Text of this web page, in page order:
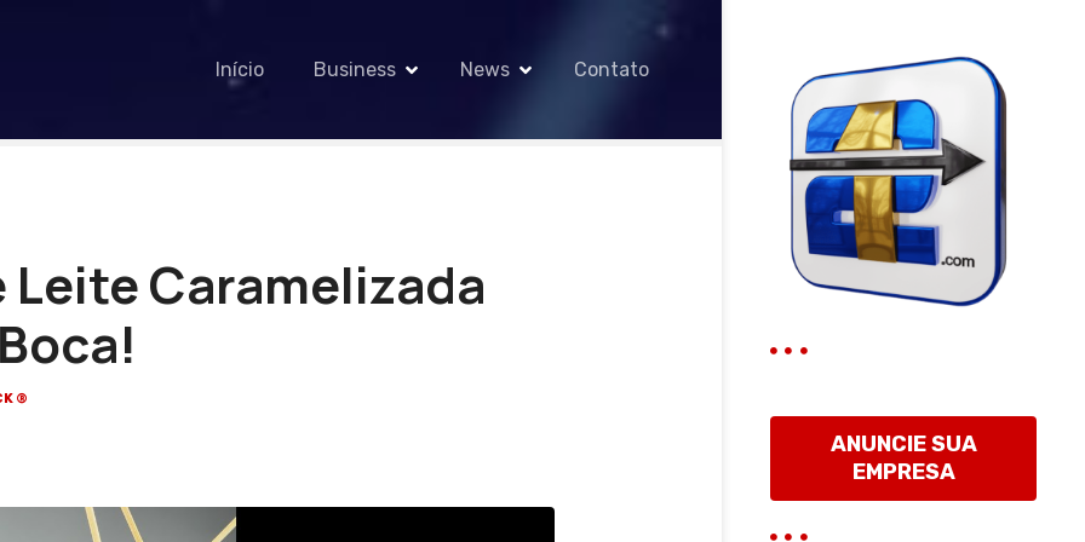
Início Business News Contato
Leite Caramelizada
ANUNCIE SUA
EMPRESA